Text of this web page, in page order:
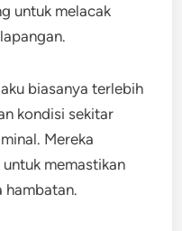
untuk melacak
biasanya terlebih
kondisi sekitar
Mereka
memastikan
hambatan.